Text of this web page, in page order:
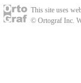
This site uses
© Ortograf Inc.